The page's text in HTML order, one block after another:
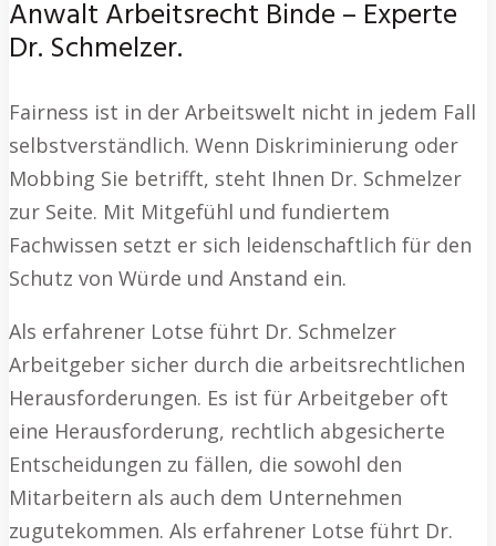
Anwalt Arbeitsrecht Binde – Experte
Dr. Schmelzer.
Fairness ist in der Arbeitswelt nicht in jedem Fall
selbstverständlich. Wenn Diskriminierung oder
Mobbing Sie betrifft, steht Ihnen Dr. Schmelzer
zur Seite. Mit Mitgefühl und fundiertem
Fachwissen setzt er sich leidenschaftlich für den
Schutz von Würde und Anstand ein.
Als erfahrener Lotse führt Dr. Schmelzer
Arbeitgeber sicher durch die arbeitsrechtlichen
Herausforderungen. Es ist für Arbeitgeber oft
eine Herausforderung, rechtlich abgesicherte
Entscheidungen zu fällen, die sowohl den
Mitarbeitern als auch dem Unternehmen
zugutekommen. Als erfahrener Lotse führt Dr.